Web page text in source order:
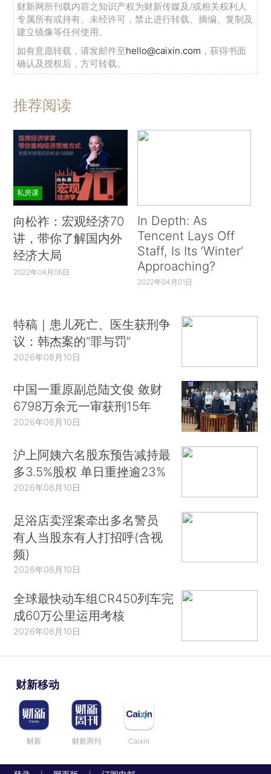
财新网所刊载内容之知识产权为财新传媒及/或相关权利人
专属所有或持有。未经许可，禁止进行转载、摘编、复制及
建立镜像等任何使用。
如有意愿转载，请发邮件至hello@caixin.com ，获得书面
确认及授权后，方可转载。
推荐阅读
私房课
向松祚：宏观经济70
讲，带你了解国内外
经济大局
2022年04月06日
In Depth: As
Tencent Lays Off
Staff, Is Its ‘Winter’
Approaching?
2022年04月01日
特稿｜患儿死亡、医生获刑争
议：韩杰案的“罪与罚”
2026年08月10日
中国一重原副总陆文俊 敛财
6798万余元一审获刑15年
2026年08月10日
沪上阿姨六名股东预告减持最
多3.5%股权 单日重挫逾23%
2026年08月10日
足浴店卖淫案牵出多名警员
有人当股东有人打招呼(含视
频)
2026年08月10日
全球最快动车组CR450列车完
成60万公里运用考核
2026年08月10日
财新移动
财新 财新周刊 Caixin